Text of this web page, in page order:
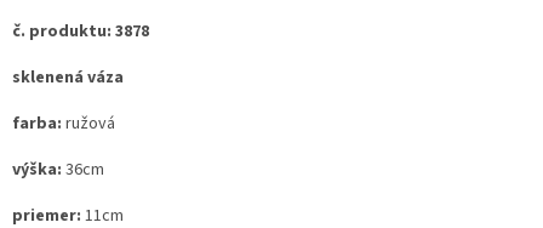
č. produktu: 3878
sklenená váza
farba: ružová
výška: 36cm
priemer: 11cm